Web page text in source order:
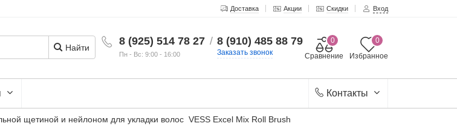
Доставка Акции Скидки Вход
8 (925) 514 78 27
Пн - Вс: 9:00 - 16:00
/ 8 (910) 485 88 79
Заказать звонок Избранное
0
Сравнение
0
Найти
Контакты
щетиной и нейлоном для укладки волос VESS Excel Mix Roll Brush